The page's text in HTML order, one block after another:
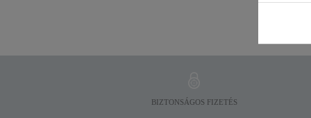
BIZTONSÁGOS FIZETÉS